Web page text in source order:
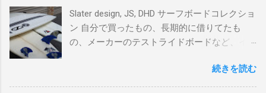
Slater design, JS, DHD サーフボードコレクショ
ン 自分で買ったもの、長期的に借りてたも
の、メーカーのテストライドボードなど、イ
を書き残しているページです。 記録と残して
るので、過去のボードたちはもうすでに人に
続きを読む